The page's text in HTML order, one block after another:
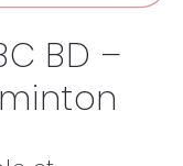
BD –